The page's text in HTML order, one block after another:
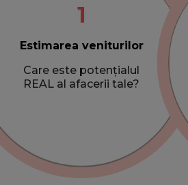
1
Estimarea veniturilor
Care este potențialul
REAL al afacerii tale?